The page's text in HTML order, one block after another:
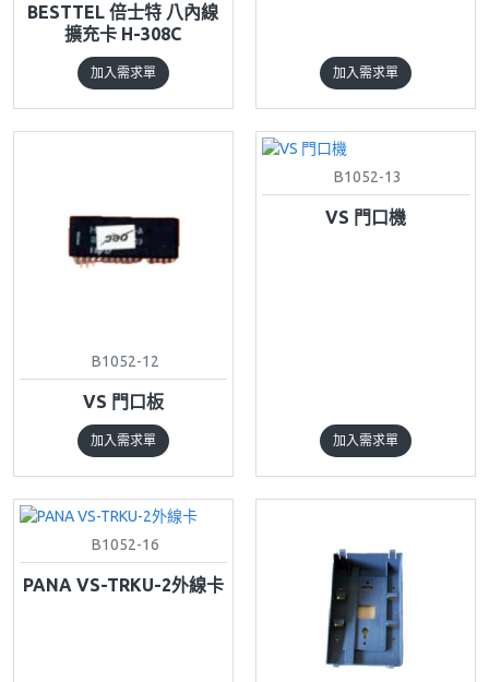
BESTTEL 倍士特 八內線
擴充卡 H-308C
加入需求單 加入需求單
B1052-12
VS 門口板
加入需求單
B1052-13
VS 門口機
加入需求單
B1052-16
PANA VS-TRKU-2外線卡